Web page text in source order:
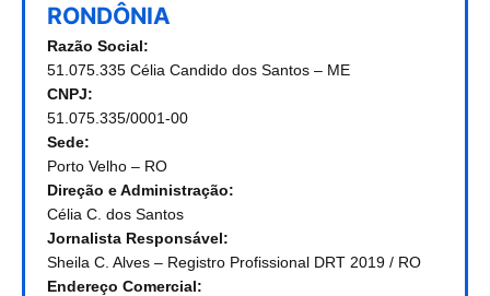
RONDÔNIA
Razão Social:
51.075.335 Célia Candido dos Santos – ME
CNPJ:
51.075.335/0001-00
Sede:
Porto Velho – RO
Direção e Administração:
Célia C. dos Santos
Jornalista Responsável:
Sheila C. Alves – Registro Profissional DRT 2019 / RO
Endereço Comercial: